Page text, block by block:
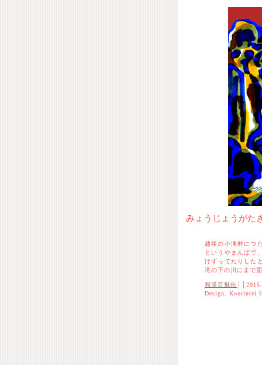
みょうじょうがた
越後の小滝村につ
というやまんばで
けずってたりした
滝の下の川にまで
和漢百魅缶
Design. Koorintei